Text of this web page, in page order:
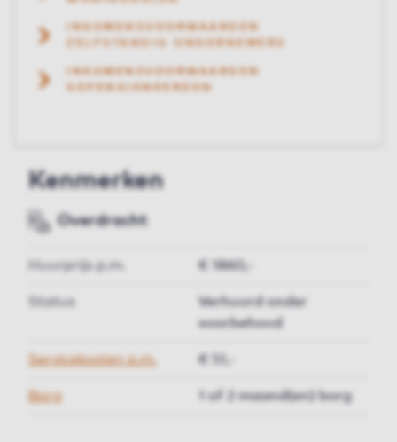
INKOMENSVOORWAARDEN
ZELFSTANDIG ONDERNEMERS
INKOMENSVOORWAARDEN
GEPENSIONEERDEN
Kenmerken
Overdracht
Huurprijs p.m. € 1860,-
Status
Verhuurd onder
voorbehoud
Servicekosten p.m. € 51,-
Borg 1 of 2 maand(en) borg